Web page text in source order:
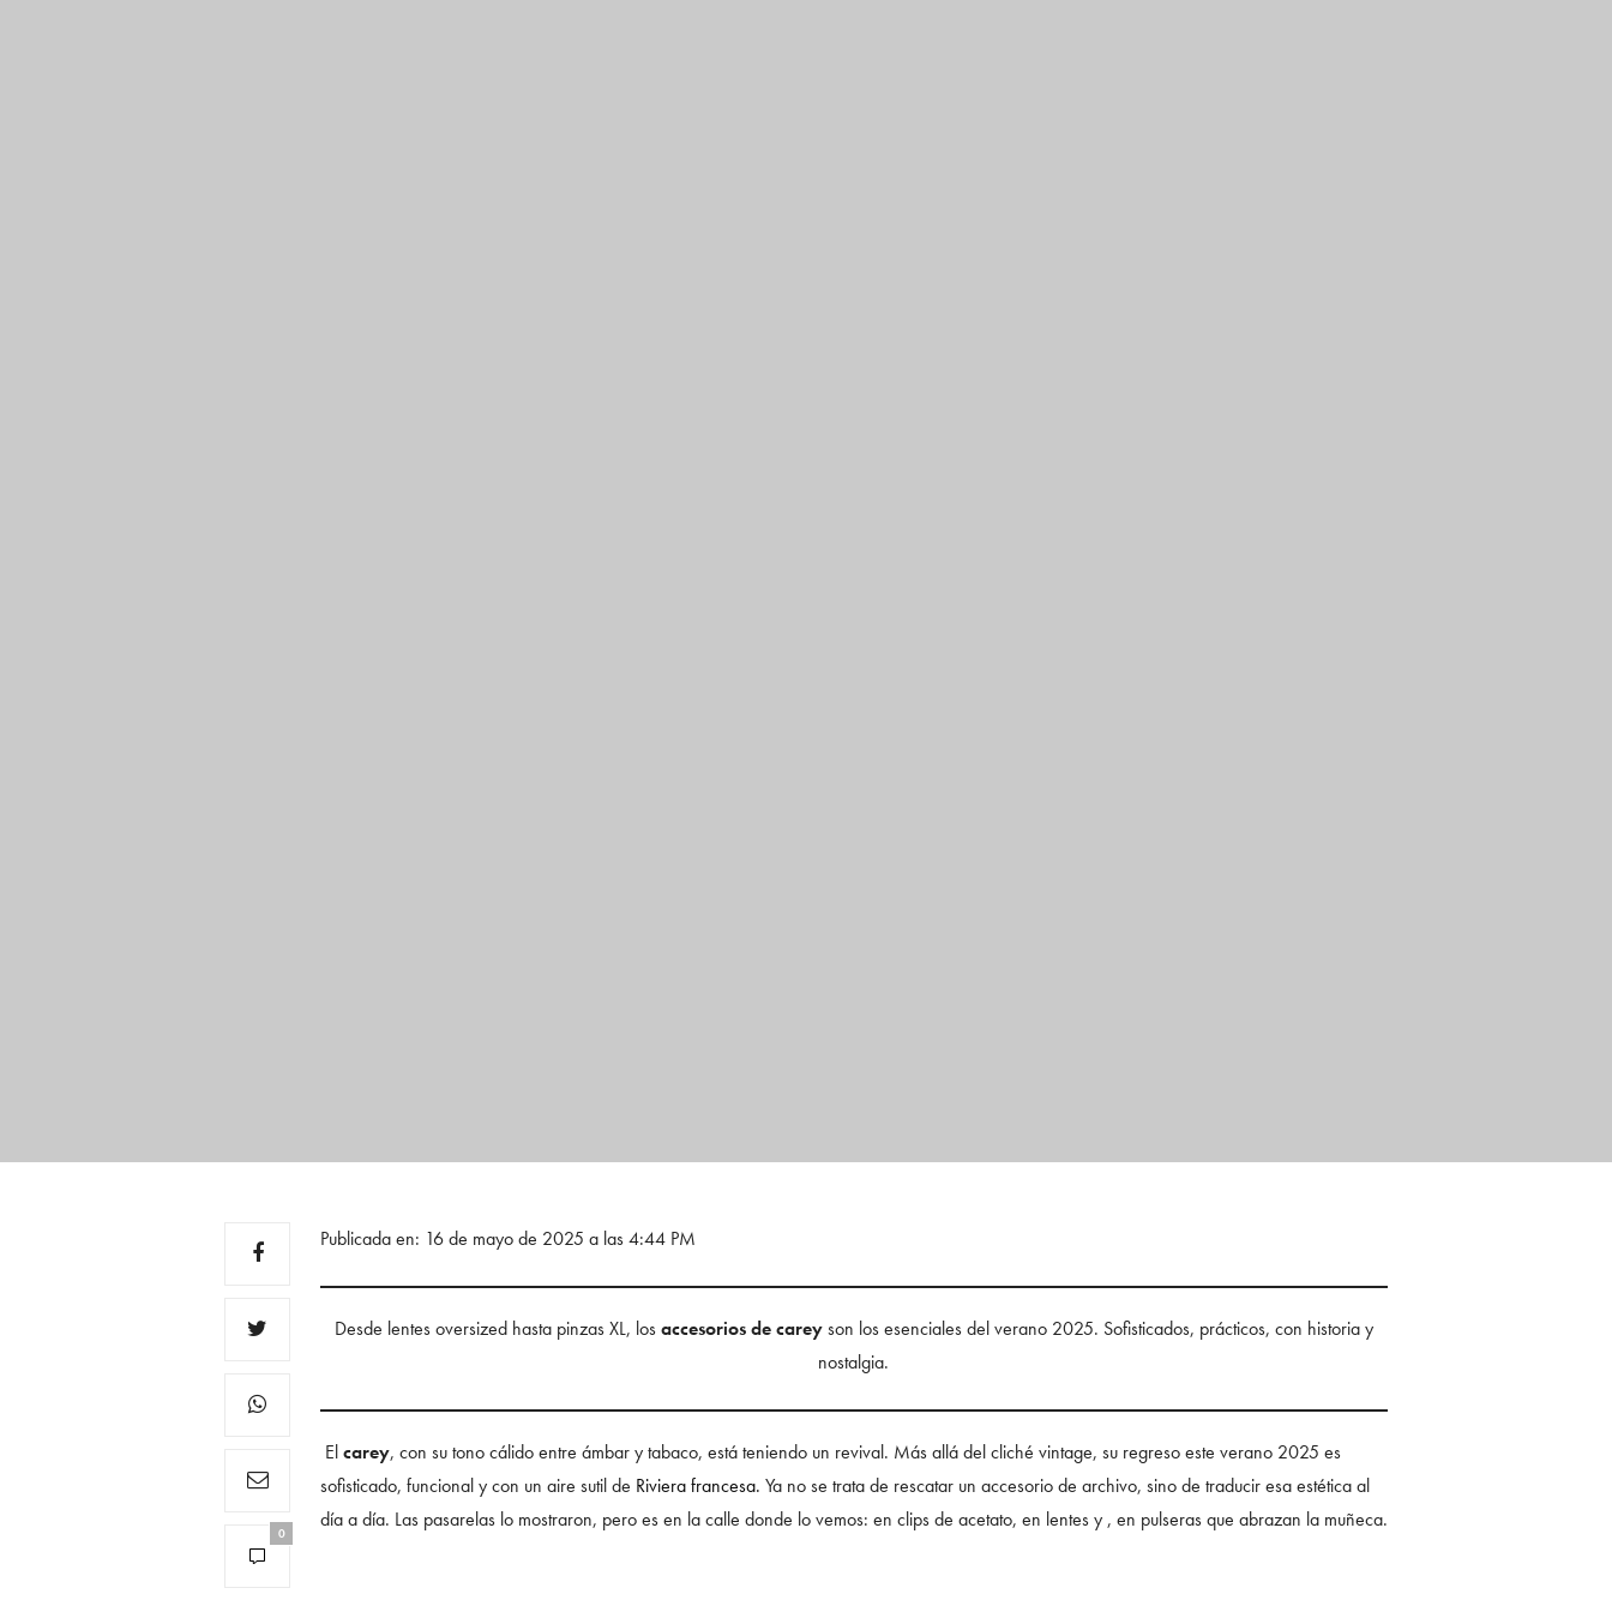
0
Publicada en: 16 de mayo de 2025 a las 4:44 PM
Desde lentes oversized hasta pinzas XL, losaccesorios de careyson los esenciales del verano 2025. Sofisticados, prácticos, con historia y
nostalgia.
Elcarey, con su tono cálido entre ámbar y tabaco, está teniendo un revival. Más allá del cliché vintage, su regreso este verano 2025 es
sofisticado, funcional y con un aire sutil de Riviera francesa. Ya no se trata de rescatar un accesorio de archivo, sino de traducir esa estética al
día a día. Las pasarelas lo mostraron, pero es en la calle donde lo vemos: en clips de acetato, en lentes y , en pulseras que abrazan la muñeca.